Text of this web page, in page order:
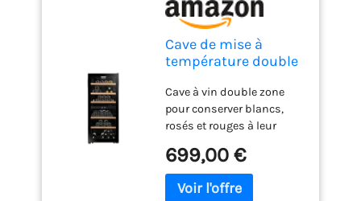
Cave de mise à
température double
102 Bouteilles
Cave à vin double zone
pour conserver blancs,
rosés et rouges à leur
supérieure de 5°C à 12°C
pour vins blancs et rosés ;
zone inférieure de 12°C à
699,00 €